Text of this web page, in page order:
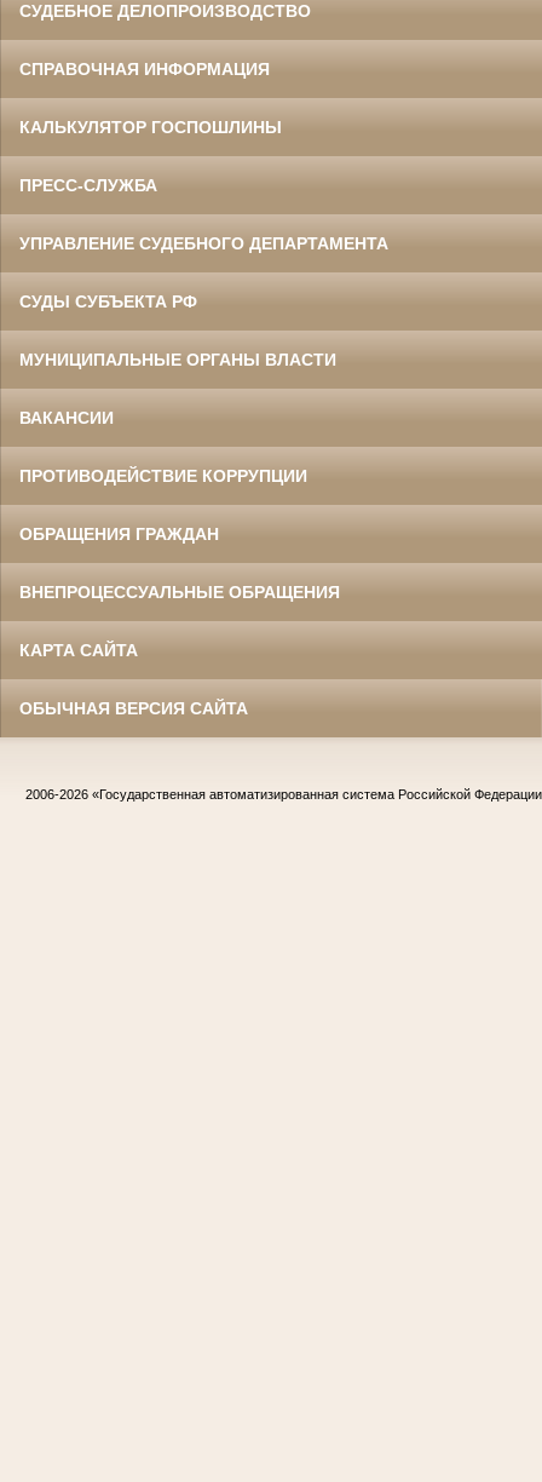
СУДЕБНОЕ ДЕЛОПРОИЗВОДСТВО
СПРАВОЧНАЯ ИНФОРМАЦИЯ
КАЛЬКУЛЯТОР ГОСПОШЛИНЫ
ПРЕСС-СЛУЖБА
УПРАВЛЕНИЕ СУДЕБНОГО ДЕПАРТАМЕНТА
СУДЫ СУБЪЕКТА РФ
МУНИЦИПАЛЬНЫЕ ОРГАНЫ ВЛАСТИ
ВАКАНСИИ
ПРОТИВОДЕЙСТВИЕ КОРРУПЦИИ
ОБРАЩЕНИЯ ГРАЖДАН
ВНЕПРОЦЕССУАЛЬНЫЕ ОБРАЩЕНИЯ
КАРТА САЙТА
ОБЫЧНАЯ ВЕРСИЯ САЙТА
2006-2026 «Государственная автоматизированная система Российской